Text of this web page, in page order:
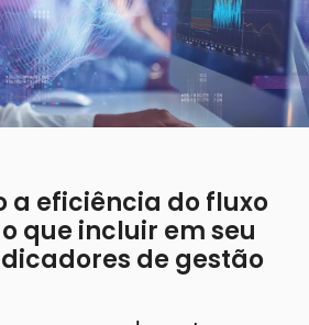
a eficiência do fluxo
que incluir em seu
de gestão